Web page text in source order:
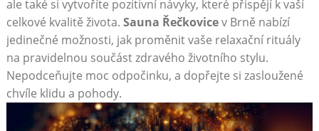
ale také si vytvoříte pozitivní návyky, které přispějí k vaší
celkové kvalitě života. Sauna Řečkovicev Brně nabízí
jedinečné možnosti, jak proměnit vaše relaxační rituály
na pravidelnou součást zdravého životního stylu.
Nepodceňujte moc odpočinku, a dopřejte si zasloužené
chvíle klidu a pohody.